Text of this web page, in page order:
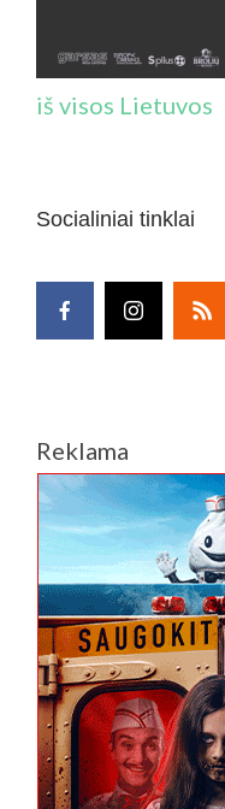
iš visos Lietuvos
Socialiniai tinklai
Reklama